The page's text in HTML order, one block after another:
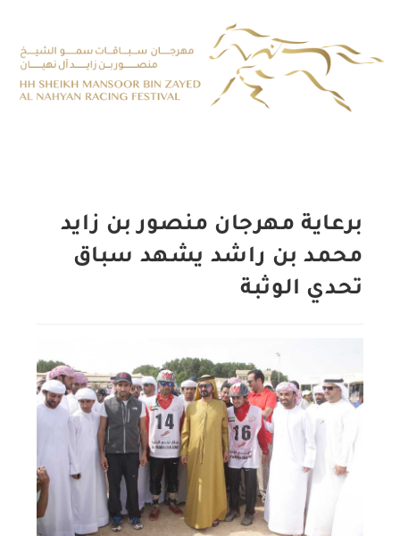
برعاية مهرجان منصور بن زايد
محمد بن راشد يشهد سباق
تحدي الوثبة